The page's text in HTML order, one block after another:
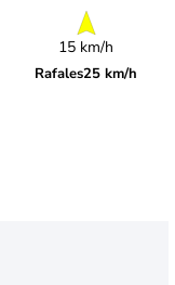
15 km/h
Rafales25 km/h